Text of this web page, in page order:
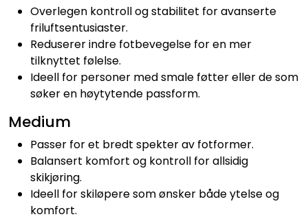
Overlegen kontroll og stabilitet for avanserte
friluftsentusiaster.
Reduserer indre fotbevegelse for en mer
tilknyttet følelse.
Ideell for personer med smale føtter eller de som
søker en høytytende passform.
Medium
Passer for et bredt spekter av fotformer.
Balansert komfort og kontroll for allsidig
skikjøring.
Ideell for skiløpere som ønsker både ytelse og
komfort.